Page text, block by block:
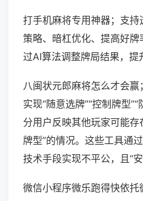
打手机麻将专用神器；支
策略、暗杠优化、提高好
过AI算法调整牌局结果，提
八闽状元郎麻将怎么才会
实现“随意选牌”“控制牌型
分用户反映其他玩家可能存
牌型”的情况。这些工具通
技术手段实现不平公，且“安
微信小程序微乐跑得快依